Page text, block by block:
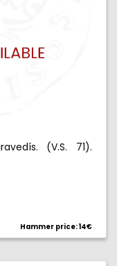
(V.S. 71).
Hammer price: 14€